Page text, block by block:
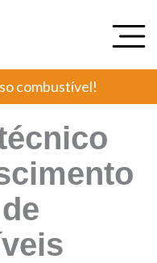
combustível!